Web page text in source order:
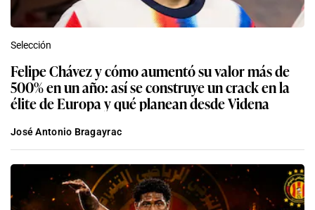
Selección
Felipe Chávez y cómo aumentó su valor más de
500% en un año: así se construye un crack en la
élite de Europa y qué planean desde Videna
José Antonio Bragayrac